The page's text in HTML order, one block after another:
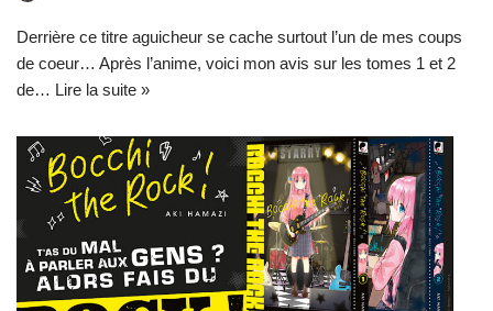
Derrière ce titre aguicheur se cache surtout l’un de mes coups
de coeur… Après l’anime, voici mon avis sur les tomes 1 et 2
de… Lire la suite »